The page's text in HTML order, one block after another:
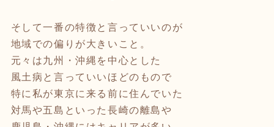
そして一番の特徴と言っていいのが
地域での偏りが大きいこと。
元々は九州・沖縄を中心とした
風土病と言っていいほどのもので
特に私が東京に来る前に住んでいた
対馬や五島といった長崎の離島や